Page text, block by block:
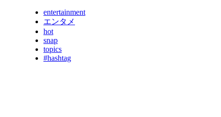
entertainment
エンタメ
hot
snap
topics
#hashtag